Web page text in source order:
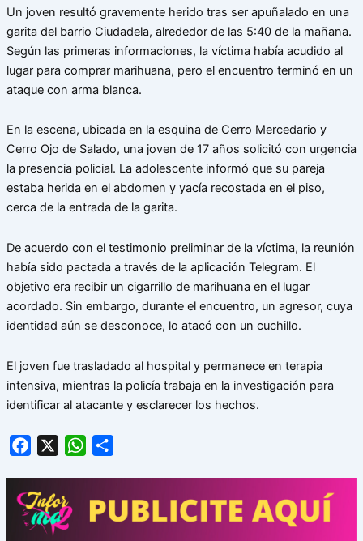
Un joven resultó gravemente herido tras ser apuñalado en una
garita del barrio Ciudadela, alrededor de las 5:40 de la mañana.
Según las primeras informaciones, la víctima había acudido al
lugar para comprar marihuana, pero el encuentro terminó en un
ataque con arma blanca.
En la escena, ubicada en la esquina de Cerro Mercedario y
Cerro Ojo de Salado, una joven de 17 años solicitó con urgencia
la presencia policial. La adolescente informó que su pareja
estaba herida en el abdomen y yacía recostada en el piso,
cerca de la entrada de la garita.
De acuerdo con el testimonio preliminar de la víctima, la reunión
había sido pactada a través de la aplicación Telegram. El
objetivo era recibir un cigarrillo de marihuana en el lugar
acordado. Sin embargo, durante el encuentro, un agresor, cuya
identidad aún se desconoce, lo atacó con un cuchillo.
El joven fue trasladado al hospital y permanece en terapia
intensiva, mientras la policía trabaja en la investigación para
identificar al atacante y esclarecer los hechos.
Facebook WhatsApp